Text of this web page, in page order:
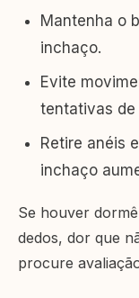
Mantenha o
inchaço.
Evite
tentativas de
Retire anéis
inchaço
Se houver
dedos, dor que
procure